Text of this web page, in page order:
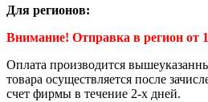
Для регионов:
Внимание! Отправка в регион от
Оплата производится
товара осуществляется после
счет фирмы в течение 2-х дней.